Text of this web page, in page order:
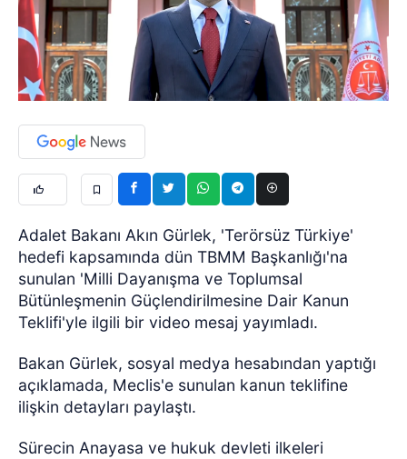
Adalet Bakanı Akın Gürlek, 'Terörsüz Türkiye'
hedefi kapsamında dün TBMM Başkanlığı'na
sunulan 'Milli Dayanışma ve Toplumsal
Bütünleşmenin Güçlendirilmesine Dair Kanun
Teklifi'yle ilgili bir video mesaj yayımladı.
Bakan Gürlek, sosyal medya hesabından yaptığı
açıklamada, Meclis'e sunulan kanun teklifine
ilişkin detayları paylaştı.
Sürecin Anayasa ve hukuk devleti ilkeleri